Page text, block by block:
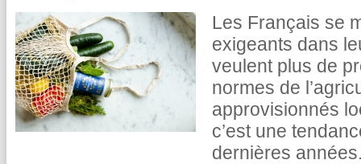
Les Français se
exigeants dans
veulent plus de
normes de
approvisionnés
c’est une
dernières